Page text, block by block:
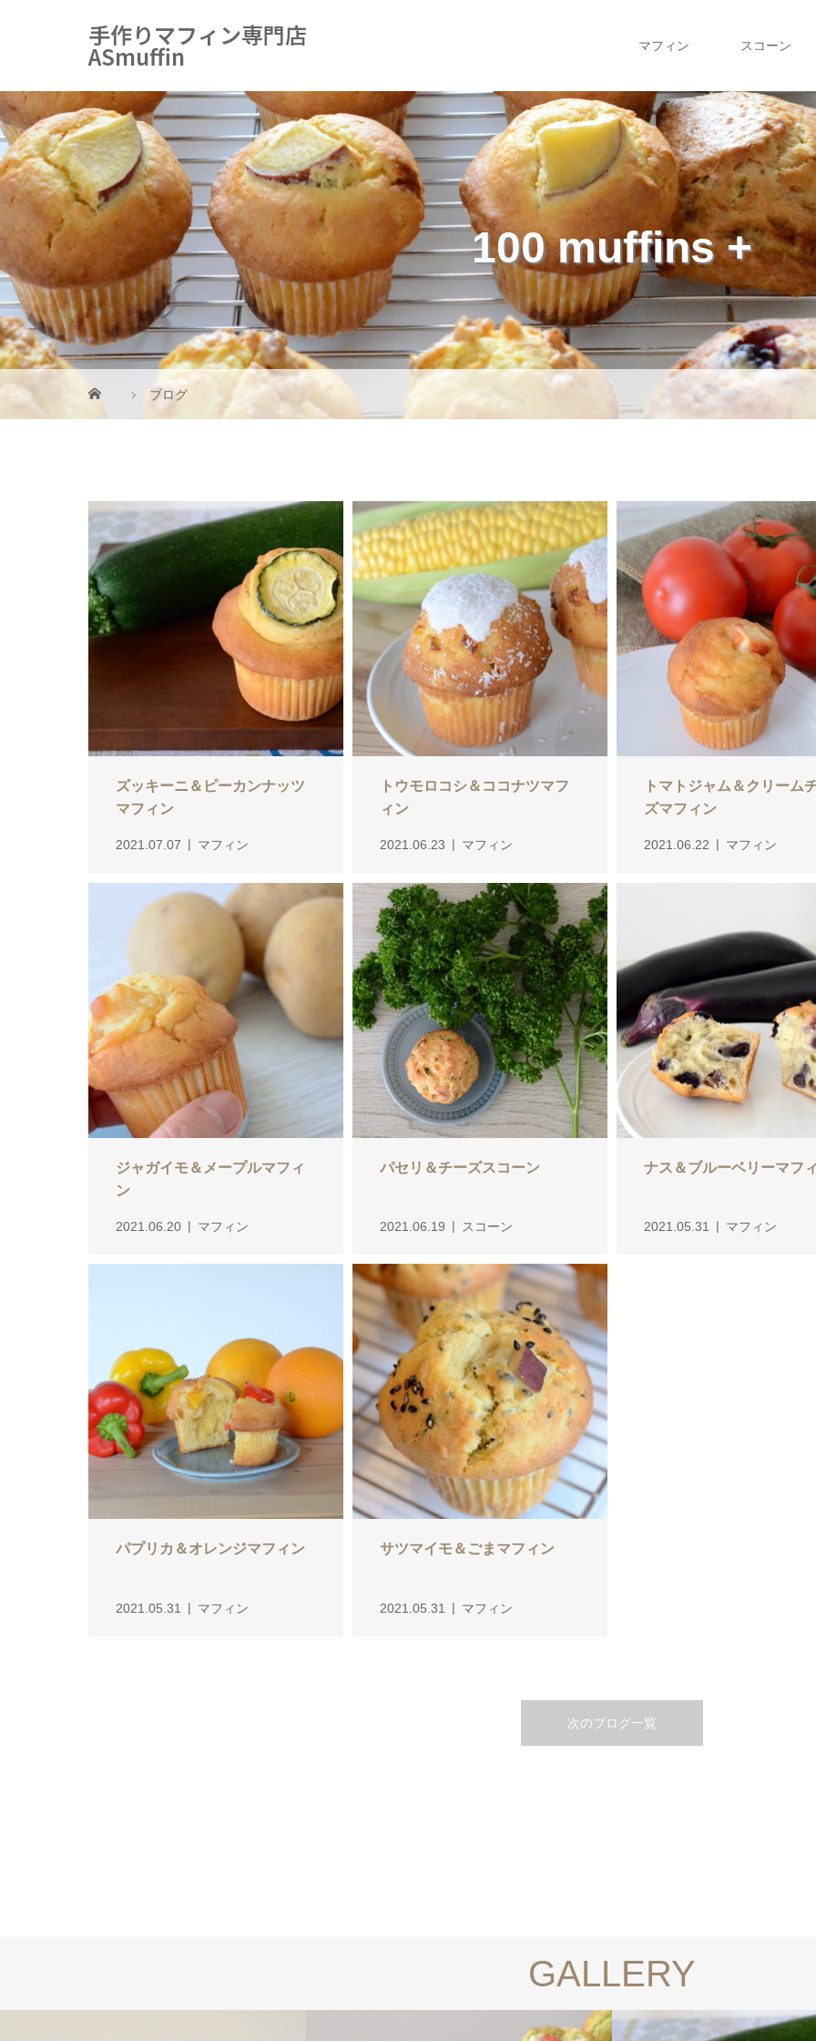
手作りマフィン専門店
ASmuffin マフィン スコーン
100 muffins +
ブログ
ズッキーニ＆ピーカンナッツ
マフィン
2021.07.07 マフィン
トウモロコシ＆ココナツマフ
ィン
2021.06.23 マフィン
トマトジャム＆クリーム
ズマフィン
2021.06.22 マフィン
ジャガイモ＆メープルマフィ
ン
2021.06.20 マフィン
パセリ＆チーズスコーン
2021.06.19 スコーン
ナス＆ブルーベリーマフ
2021.05.31 マフィン
パプリカ＆オレンジマフィン
2021.05.31 マフィン
サツマイモ＆ごまマフィン
2021.05.31 マフィン
次のブログ一覧
GALLERY